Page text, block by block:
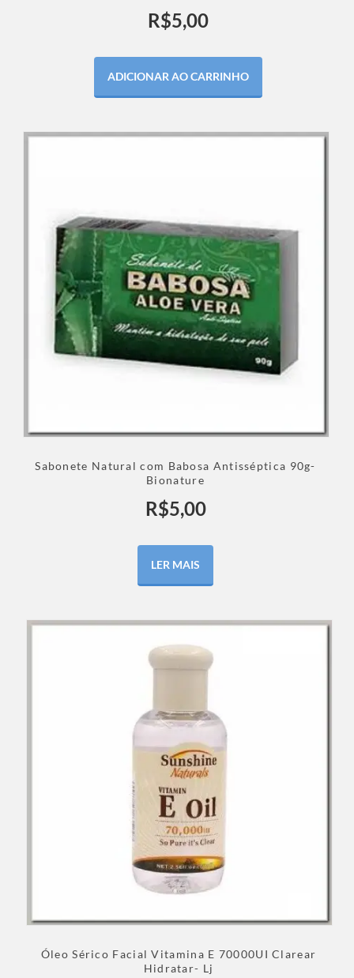
R$5,00
ADICIONAR AO CARRINHO
Sabonete Natural com Babosa Antisséptica 90g-
Bionature
R$5,00
LER MAIS
Óleo Sérico Facial Vitamina E 70000UI Clarear
Hidratar- Lj